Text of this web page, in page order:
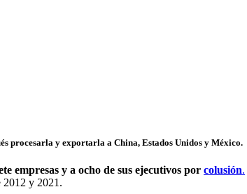
procesarla y exportarla a China, Estados Unidos y México.
empresas y a ocho de sus ejecutivos por colusión.
2012 y 2021.